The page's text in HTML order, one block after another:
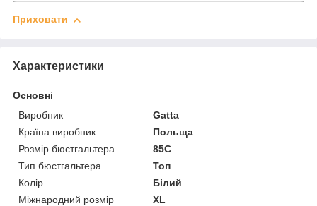
Приховати
Характеристики
Основні
Виробник
Gatta
Країна виробник
Польща
Розмір бюстгальтера
85C
Тип бюстгальтера
Топ
Колір
Білий
Міжнародний розмір
XL